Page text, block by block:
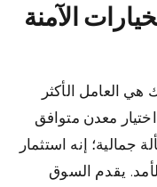
الآمنة
العامل الأكثر
معدن متوافق
إنه استثمار
يقدم السوق